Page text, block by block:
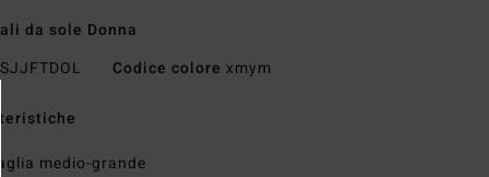
da sole Donna
Codice colore xmym
medio-grande